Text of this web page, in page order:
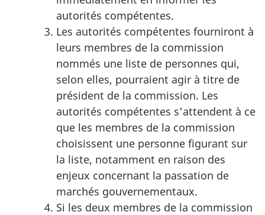
autorités compétentes.
Les autorités compétentes fourniront à
leurs membres de la commission
nommés une liste de personnes qui,
selon elles, pourraient agir à titre de
président de la commission. Les
autorités compétentes s'attendent à ce
que les membres de la commission
choisissent une personne figurant sur
la liste, notamment en raison des
enjeux concernant la passation de
marchés gouvernementaux.
Si les deux membres de la commission